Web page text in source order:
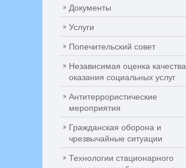
Документы
Услуги
Попечительский совет
Независимая оценка качества
оказания социальных услуг
Антитеррористические
мероприятия
Гражданская оборона и
чрезвычайные ситуации
Технологии стационарного